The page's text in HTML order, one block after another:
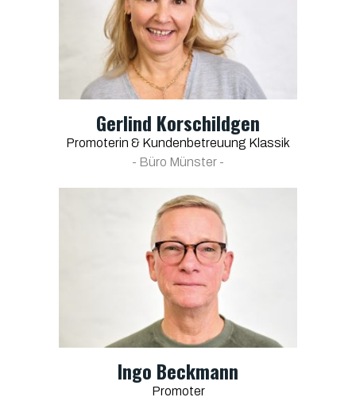
Gerlind Korschildgen
Promoterin & Kundenbetreuung Klassik
- Büro Münster -
Ingo Beckmann
Promoter